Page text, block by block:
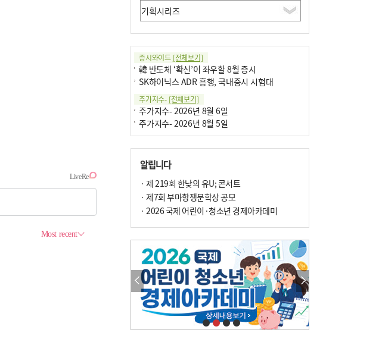
도전
증시와이드 [전체보기]
韓 반도체 ‘확신’이 좌우할 8월 증시
SK하이닉스 ADR 흥행, 국내증시 시험대
주가지수- [전체보기]
주가지수- 2026년 8월 6일
주가지수- 2026년 8월 5일
알립니다
· 제 219회 한낮의 유U; 콘서트
· 제7회 부마항쟁문학상 공모
· 2026 국제 어린이·청소년 경제아카데미